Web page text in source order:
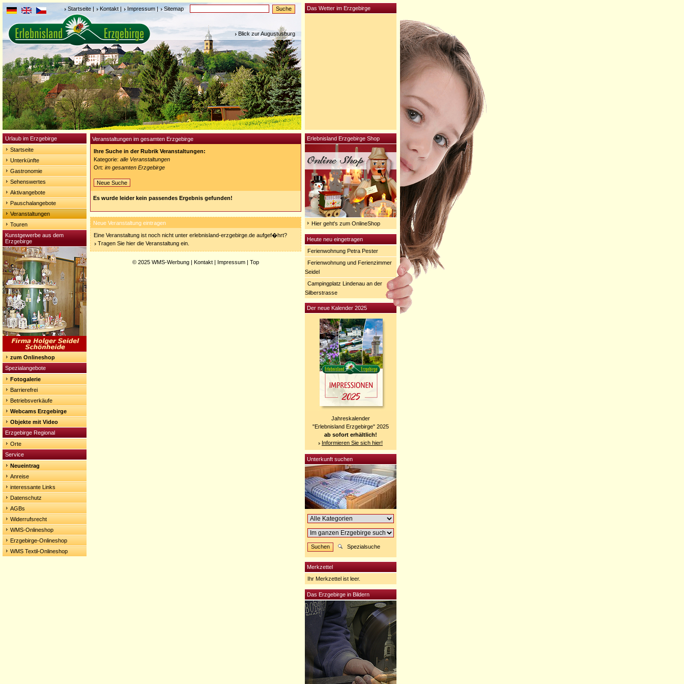
Startseite | Kontakt | Impressum| Sitemap
Blick zur Augustusburg
Urlaub im Erzgebirge
Startseite
Unterkünfte
Gastronomie
Sehenswertes
Aktivangebote
Pauschalangebote
Veranstaltungen
Touren
Kunstgewerbe aus dem
Erzgebirge
zum Onlineshop
Spezialangebote
Fotogalerie
Barrierefrei
Betriebsverkäufe
Webcams Erzgebirge
Objekte mit Video
Erzgebirge Regional
Orte
Service
Neueintrag
Anreise
interessante Links
Datenschutz
AGBs
Widerrufsrecht
WMS-Onlineshop
Erzgebirge-Onlineshop
WMS Textil-Onlineshop
Veranstaltungen im gesamten Erzgebirge
Ihre Suche in der Rubrik Veranstaltungen:
Kategorie: alle Veranstaltungen
Ort: im gesamten Erzgebirge
Neue Suche
Es wurde leider kein passendes Ergebnis gefunden!
Neue Veranstaltung eintragen
Eine Veranstaltung ist noch nicht unter erlebnisland-erzgebirge.de aufgef�hrt?
Tragen Sie hier die Veranstaltung ein.
© 2025 WMS-Werbung | Kontakt | Impressum | Top
Erlebnisland Erzgebirge Shop
Hier geht's zum OnlineShop
Heute neu eingetragen
Ferienwohnung Petra Pester
Ferienwohnung und Ferienzimmer
Seidel
Campingplatz Lindenau an der
Silberstrasse
Der neue Kalender 2025
Jahreskalender
"Erlebnisland Erzgebirge" 2025
ab sofort erhältlich!
Informieren Sie sich hier!
Unterkunft suchen
Spezialsuche
Merkzettel
Ihr Merkzettel ist leer.
Das Erzgebirge in Bildern
Das Wetter im Erzgebirge